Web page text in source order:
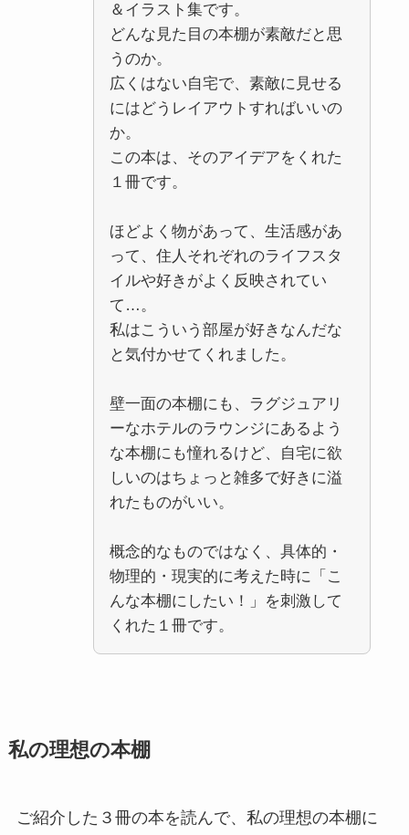
＆イラスト集です。
どんな見た目の本棚が素敵だと思
うのか。
広くはない自宅で、素敵に見せる
にはどうレイアウトすればいいの
か。
この本は、そのアイデアをくれた
１冊です。
ほどよく物があって、生活感があ
って、住人それぞれのライフスタ
イルや好きがよく反映されてい
て…。
私はこういう部屋が好きなんだな
と気付かせてくれました。
壁一面の本棚にも、ラグジュアリ
ーなホテルのラウンジにあるよう
な本棚にも憧れるけど、自宅に欲
しいのはちょっと雑多で好きに溢
れたものがいい。
概念的なものではなく、具体的・
物理的・現実的に考えた時に「こ
んな本棚にしたい！」を刺激して
くれた１冊です。
私の理想の本棚
ご紹介した３冊の本を読んで、私の理想の本棚に